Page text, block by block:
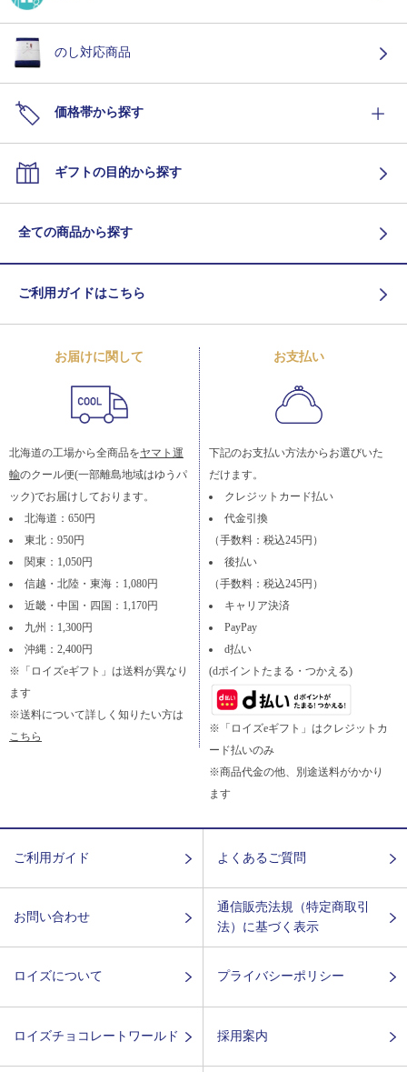
のし対応商品
価格帯から探す
ギフトの目的から探す
全ての商品から探す
ご利用ガイドはこちら
お届けに関して
北海道の工場から全商品をヤマト運
輸のクール便(一部離島地域はゆうパ
ック)でお届けしております。
北海道：650円
東北：950円
関東：1,050円
信越・北陸・東海：1,080円
近畿・中国・四国：1,170円
九州：1,300円
沖縄：2,400円
※「ロイズeギフト」は送料が異なり
ます
※送料について詳しく知りたい方は
こちら
お支払い
下記のお支払い方法からお選びいた
だけます。
クレジットカード払い
代金引換
（手数料：税込245円）
後払い
（手数料：税込245円）
キャリア決済
PayPay
d払い
(dポイントたまる・つかえる)
※「ロイズeギフト」はクレジットカ
ード払いのみ
※商品代金の他、別途送料がかかり
ます
ご利用ガイド よくあるご質問
お問い合わせ
通信販売法規（特定商取引
法）に基づく表示
ロイズについて プライバシーポリシー
ロイズチョコレートワールド 採用案内